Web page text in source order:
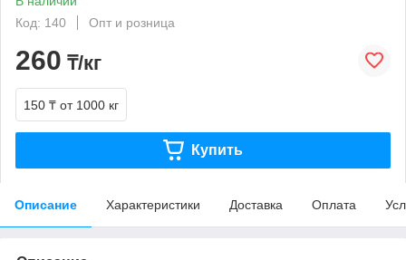
Код: 140
Опт и розница
260 ₸/кг
150 ₸ от 1000 кг
Купить
Описание Характеристики Доставка Оплата